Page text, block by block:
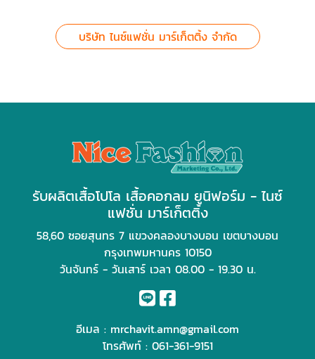
บริษัท ไนซ์แฟชั่น มาร์เก็ตติ้ง จำกัด
รับผลิตเสื้อโปโล เสื้อคอกลม ยูนิฟอร์ม - ไนซ์
แฟชั่น มาร์เก็ตติ้ง
58,60 ซอยสุนทร 7 แขวงคลองบางบอน เขตบางบอน
กรุงเทพมหานคร 10150
วันจันทร์ - วันเสาร์ เวลา 08.00 - 19.30 น.
อีเมล : mrchavit.amn@gmail.com
โทรศัพท์ : 061-361-9151